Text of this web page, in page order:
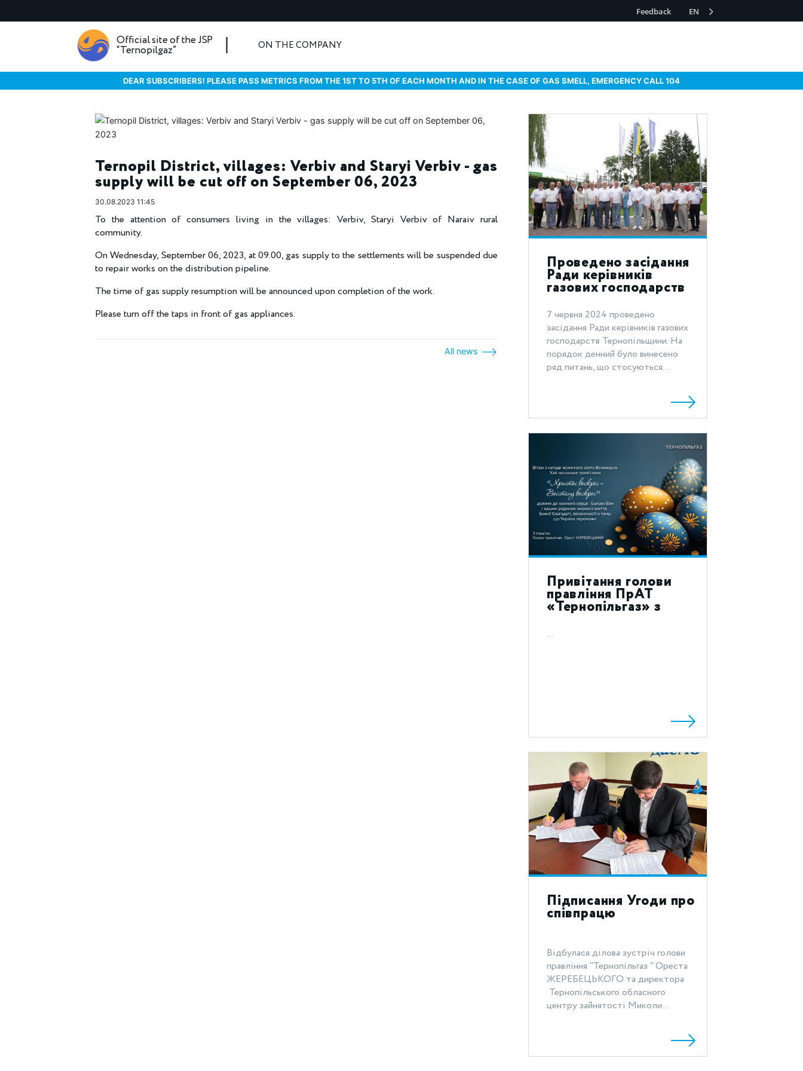
Feedback EN
Official site of the JSP
“Ternopilgaz” ON THE COMPANY
DEAR SUBSCRIBERS! PLEASE PASS METRICS FROM THE 1ST TO 5TH OF EACH MONTH AND IN THE CASE OF GAS SMELL, EMERGENCY CALL 104
Ternopil District, villages: Verbiv and Staryi Verbiv - gas
supply will be cut off on September 06, 2023
30.08.2023 11:45
To the attention of consumers living in the villages: Verbiv, Staryi Verbiv of Naraiv rural
community.
On Wednesday, September 06, 2023, at 09.00, gas supply to the settlements will be suspended due
to repair works on the distribution pipeline.
The time of gas supply resumption will be announced upon completion of the work.
Please turn off the taps in front of gas appliances.
All news
Проведено засідання
Ради керівників
газових господарств
Тернопільщини
7 червня 2024 проведено
засідання Ради керівників газових
господарств Тернопільщини. На
порядок денний було винесено
ряд питань, що стосуються...
Привітання голови
правління ПрАТ
«Тернопільгаз» з
святом Воскресіння
Христового 2023!
...
Підписання Угоди про
співпрацю
Відбулася ділова зустріч голови
правління "Тернопільгаз " Ореста
ЖЕРЕБЕЦЬКОГО та директора
Тернопільського обласного
центру зайнятості Миколи...